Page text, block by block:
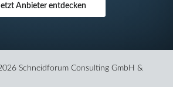
Anbieter entdecken
Schneidforum Consulting GmbH &